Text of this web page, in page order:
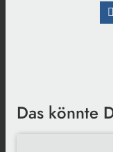
Das könnte